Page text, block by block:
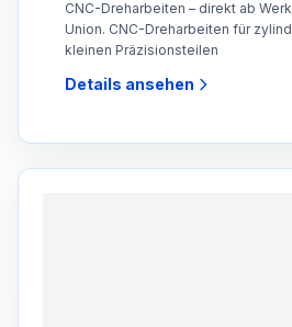
CNC-Dreharbeiten – direkt ab
Union. CNC-Dreharbeiten für
kleinen Präzisionsteilen
Details ansehen